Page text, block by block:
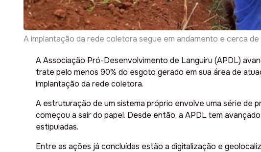
A implantação da rede coletora segue em andamento e cerca
A Associação Pró-Desenvolvimento de Languiru (APDL)
trate pelo menos 90% do esgoto gerado em sua área de
implantação da rede coletora.
A estruturação de um sistema próprio envolve uma série de
começou a sair do papel. Desde então, a APDL tem
estipuladas.
Entre as ações já concluídas estão a digitalização e